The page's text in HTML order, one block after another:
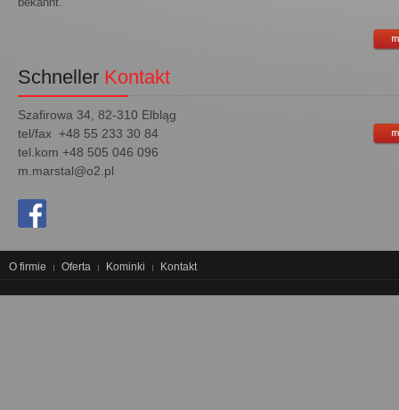
Schneller Kontakt
Szafirowa 34, 82-310 Elbląg
tel/fax +48 55 233 30 84
tel.kom +48 505 046 096
m.marstal@o2.pl
O firmie Oferta Kominki Kontakt